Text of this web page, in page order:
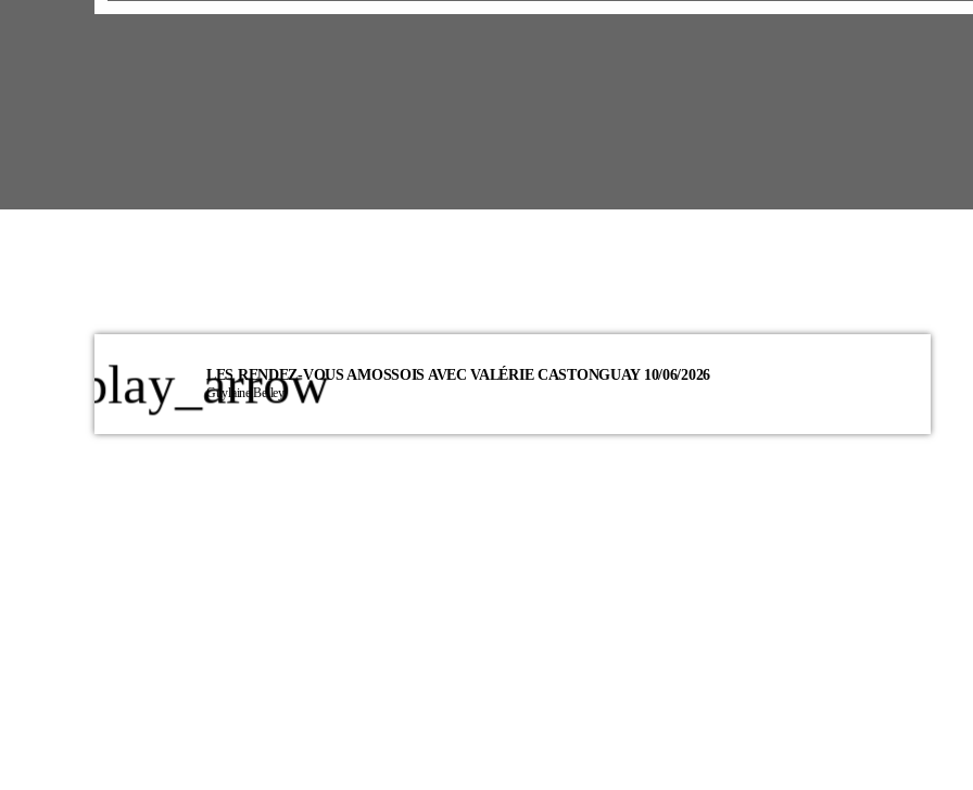
play_arrow
LES RENDEZ-VOUS AMOSSOIS AVEC VALÉRIE CASTONGUAY 10/06/2026
Guylaine Belley